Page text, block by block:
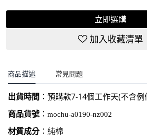
立即選購
加入收藏清單
商品描述 常見問題
出貨時間 ： 預購款7-14個工作天(不含例
商品貨號： mochu-a0190-nz002
材質成分： 純棉